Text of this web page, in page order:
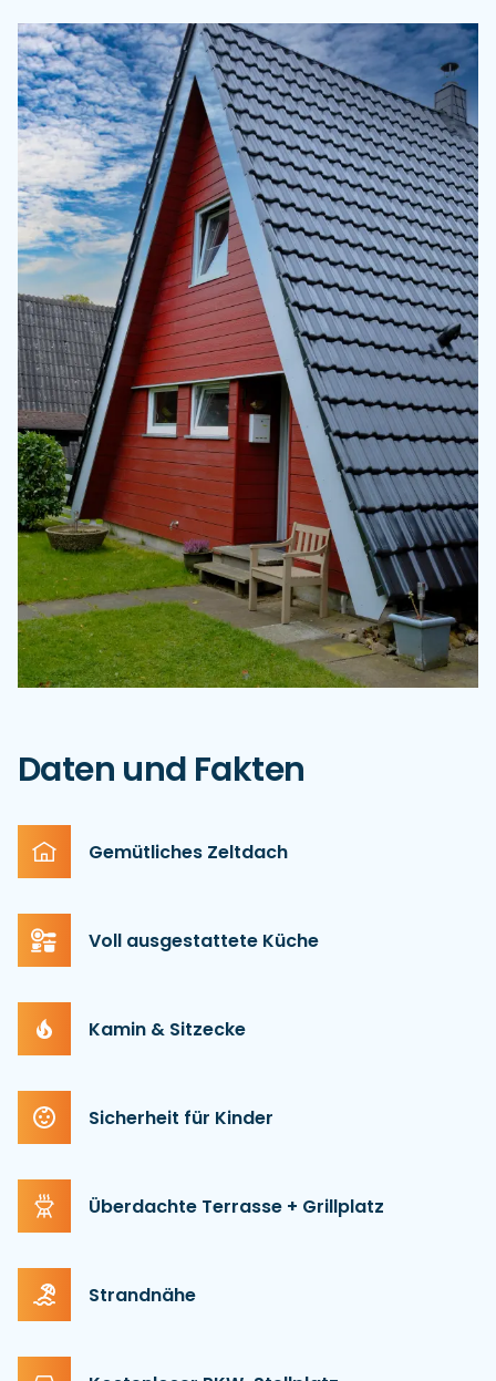
Daten und Fakten
Gemütliches Zeltdach
Voll ausgestattete Küche
Kamin & Sitzecke
Sicherheit für Kinder
Überdachte Terrasse + Grillplatz
Strandnähe